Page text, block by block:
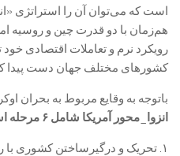
است که می‌توان آن را استراتژی
هم‌زمان با دو قدرت چین و روسیه
رویکرد نرم و تعاملات اقتصادی خود
کشورهای مختلف جهان دست پیدا
باتوجه به وقایع مربوط به بحران
انزوا_محور آمریکا شامل ۶ مرحله است:
۱. تحریک و درگیرساختن کشوری با